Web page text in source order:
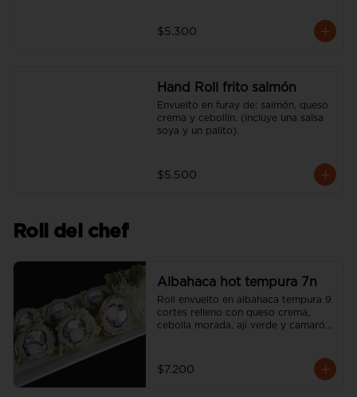
$5.300
Hand Roll frito salmón
Envuelto en furay de: salmón, queso
crema y cebollín. (incluye una salsa
soya y un palito).
$5.500
Roll del chef
Albahaca hot tempura 7n
Roll envuelto en albahaca tempura 9
cortes relleno con queso crema,
cebolla morada, ají verde y camarón
$7.200